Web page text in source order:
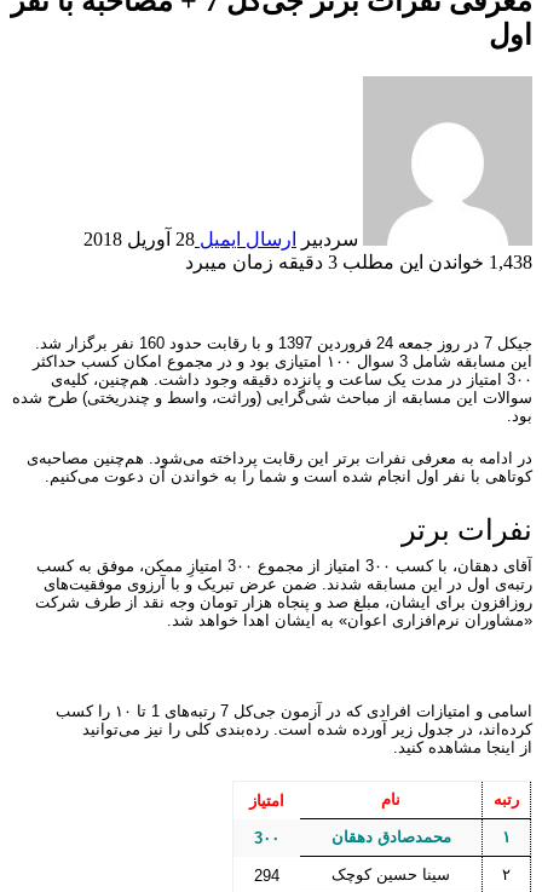
اول
سردبیر ارسال ایمیل 28 آوریل 2018
1,438 خواندن این مطلب 3 دقیقه زمان می‎برد
جی‎کل 7 در روز جمعه 24 فروردین 1397 و با رقابت حدود 160 نفر برگزار شد.
این مسابقه شامل 3 سوال ۱۰۰ امتیازی بود و در مجموع امکان کسب حداکثر
3۰۰ امتیاز در مدت یک ساعت و پانزده دقیقه وجود داشت. هم‌چنین، کلیه‌ی
سوالات این مسابقه از مباحث شی‌گرایی (وراثت، واسط و چندریختی) طرح شده
بود.
در ادامه به معرفی نفرات برتر این رقابت پرداخته می‌شود. هم‌چنین مصاحبه‌ی
کوتاهی با نفر اول انجام شده است و شما را به خواندن آن دعوت می‌کنیم.
نفرات برتر
آقای دهقان، با کسب 3۰۰ امتیاز از مجموع 3۰۰ امتیازِ ممکن، موفق به کسب
رتبه‌ی اول در این مسابقه شدند. ضمن عرض تبریک و با آرزوی موفقیت‌های
روزافزون برای ایشان، مبلغ صد و پنجاه هزار تومان وجه نقد از طرف شرکت
«مشاوران نرم‌افزاری اعوان» به ایشان اهدا خواهد شد.
اسامی و امتیازات افرادی که در آزمون جی‌کل 7 رتبه‌های 1 تا ۱۰ را کسب
کرده‌اند، در جدول زیر آورده شده است. رده‌بندی کلی را نیز می‌توانید
از اینجا مشاهده کنید.
رتبه نام
امتیاز
۱
محمدصادق دهقان
3۰۰
۲
سینا حسین کوچک
294